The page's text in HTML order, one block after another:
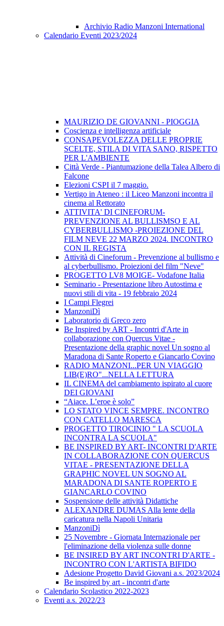
Archivio Radio Manzoni International
Calendario Eventi 2023/2024
MAURIZIO DE GIOVANNI - PIOGGIA
Coscienza e intelligenza artificiale
CONSAPEVOLEZZA DELLE PROPRIE
SCELTE, STILA DI VITA SANO, RISPETTO
PER L'AMBIENTE
Città Verde - Piantumazione della Talea Albero di
Falcone
Elezioni CSPI il 7 maggio.
Vertigo in Ateneo : il Liceo Manzoni incontra il
cinema al Rettorato
ATTIVITA' DI CINEFORUM-
PREVENZIONE AL BULLISMSO E AL
CYBERBULLISMO -PROIEZIONE DEL
FILM NEVE 22 MARZO 2024. INCONTRO
CON IL REGISTA
Attività di Cineforum - Prevenzione al bullismo e
al cyberbullismo. Proiezioni del film "Neve"
PROGETTO LV8 MOIGE- Vodafone Italia
Seminario - Presentazione libro Autostima e
nuovi stili di vita - 19 febbraio 2024
I Campi Flegrei
ManzoniDì
Laboratorio di Greco zero
Be Inspired by ART - Incontri d'Arte in
collaborazione con Quercus Vitae -
Presentazione della graphic novel Un sogno al
Maradona di Sante Roperto e Giancarlo Covino
RADIO MANZONI...PER UN VIAGGIO
LIB(E)RO"...NELLA LETTURA
IL CINEMA del cambiamento ispirato al cuore
DEI GIOVANI
“Aiace. L’eroe è solo”
LO STATO VINCE SEMPRE. INCONTRO
CON CATELLO MARESCA
PROGETTO TIROCINIO " LA SCUOLA
INCONTRA LA SCUOLA"
BE INSPIRED BY ART- INCONTRI D'ARTE
IN COLLABORAZIONE CON QUERCUS
VITAE - PRESENTAZIONE DELLA
GRAPHIC NOVEL UN SOGNO AL
MARADONA DI SANTE ROPERTO E
GIANCARLO COVINO
Sospensione delle attività Didattiche
ALEXANDRE DUMAS Alla lente della
caricatura nella Napoli Unitaria
ManzoniDì
25 Novembre - Giornata Internazionale per
l'eliminazione della violenza sulle donne
BE INSIRED BY ART INCONTRI D'ARTE -
INCONTRO CON L'ARTISTA BIFIDO
Adesione Progetto David Giovani a.s. 2023/2024
Be inspired by art - incontri d'arte
Calendario Scolastico 2022-2023
Eventi a.s. 2022/23